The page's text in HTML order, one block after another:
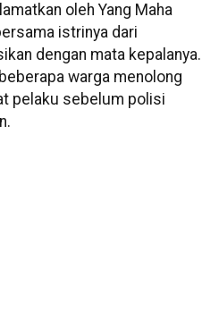
oleh Yang Maha
istrinya dari
dengan mata kepalanya.
warga menolong
pelaku sebelum polisi